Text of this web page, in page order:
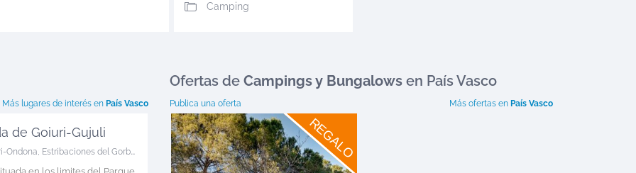
Camping
Más lugares de interés en País Vasco
de Goiuri-Gujuli
Ondona, Estribaciones del Gorbea
Ofertas de Campings y Bungalows en País Vasco
Publica una oferta Más ofertas en País Vasco
REGALO